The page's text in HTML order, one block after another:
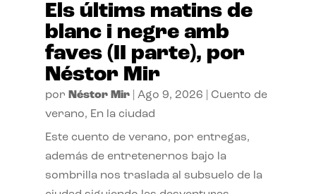
Els últims matins de
blanc i negre amb
faves (II parte), por
Néstor Mir
por Néstor Mir| Ago 9, 2026
Cuento de
verano, En la ciudad
Este cuento de verano, por entregas,
además de entretenernos bajo la
sombrilla nos traslada al subsuelo de la